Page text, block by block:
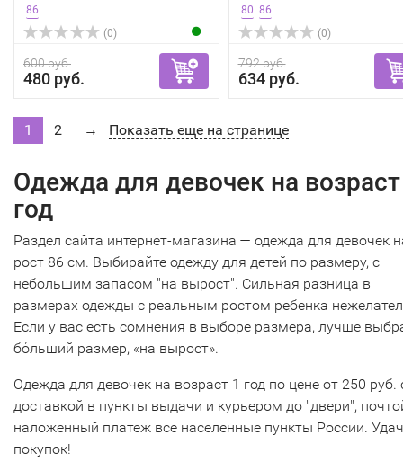
86
(0)
600 руб.
480 руб.
80 86
(0)
792 руб.
634 руб.
1 2 → Показать еще на странице
Одежда для девочек на
год
Раздел сайта интернет-магазина — одежда для девочек
рост 86 см. Выбирайте одежду для детей по размеру, с
небольшим запасом "на вырост". Сильная разница в
размерах одежды с реальным ростом ребенка
Если у вас есть сомнения в выборе размера, лучше
бόльший размер, «на вырост».
Одежда для девочек на возраст 1 год по цене от 250 руб.
доставкой в пункты выдачи и курьером до "двери",
наложенный платеж все населенные пункты России.
покупок!